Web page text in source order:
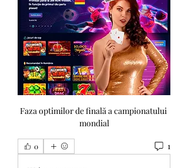
Faza optimilor de finală a campionatului
mondial
0 1